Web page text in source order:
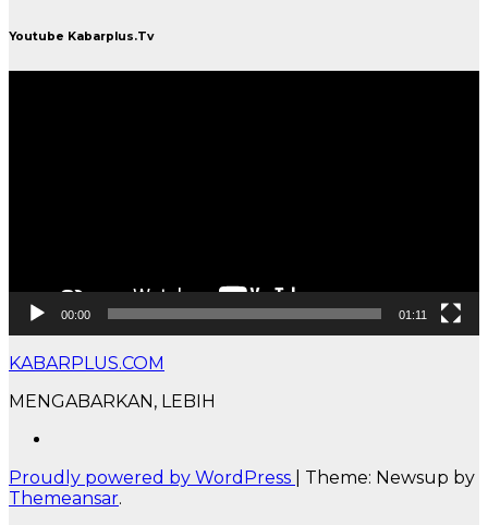
Youtube Kabarplus.Tv
00:00 01:11
KABARPLUS.COM
MENGABARKAN, LEBIH
Proudly powered by WordPress
Theme: Newsup by
Themeansar.